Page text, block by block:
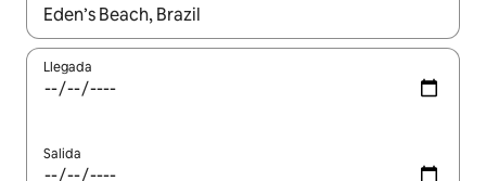
Cuando los resultados estén disponibles, navega con las
Llegada
Salida